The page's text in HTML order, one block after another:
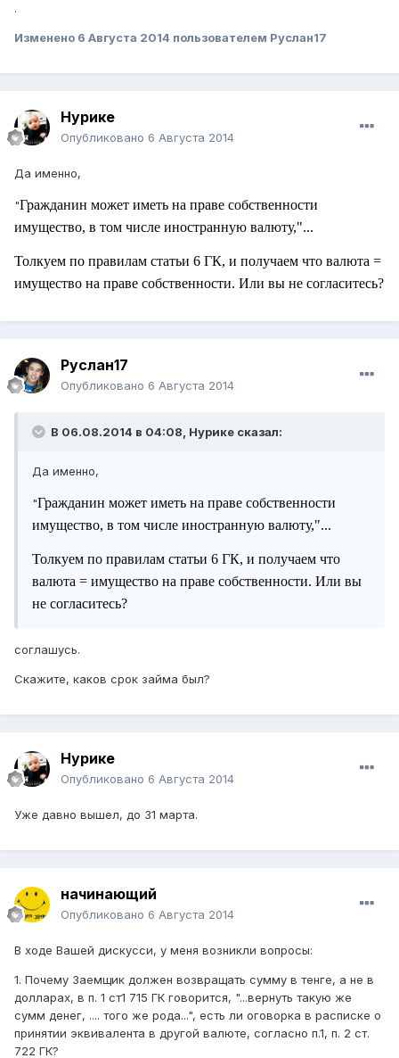
.
Изменено 6 Августа 2014 пользователем Руслан17
Нурике
Опубликовано 6 Августа 2014
Да именно,
"Гражданин может иметь на праве собственности
имущество, в том числе иностранную валюту,"...
Толкуем по правилам статьи 6 ГК, и получаем что валюта =
имущество на праве собственности. Или вы не согласитесь?
Руслан17
Опубликовано 6 Августа 2014
В 06.08.2014 в 04:08, Нурике сказал:
Да именно,
"Гражданин может иметь на праве собственности
имущество, в том числе иностранную валюту,"...
Толкуем по правилам статьи 6 ГК, и получаем что
валюта = имущество на праве собственности. Или вы
не согласитесь?
соглашусь.
Скажите, каков срок займа был?
Нурике
Опубликовано 6 Августа 2014
Уже давно вышел, до 31 марта.
начинающий
Опубликовано 6 Августа 2014
В ходе Вашей дискусси, у меня возникли вопросы:
1. Почему Заемщик должен возвращать сумму в тенге, а не в
долларах, в п. 1 ст1 715 ГК говорится, "...вернуть такую же
сумм денег, .... того же рода...", есть ли оговорка в расписке о
принятии эквивалента в другой валюте, согласно п.1, п. 2 ст.
722 ГК?